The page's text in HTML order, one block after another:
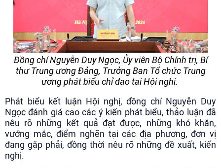
Đồng chí Nguyễn Duy Ngọc, Ủy viên Bộ Chính trị, Bí
thư Trung ương Đảng, Trưởng Ban Tổ chức Trung
ương phát biểu chỉ đạo tại Hội nghị.
Phát biểu kết luận Hội nghị, đồng chí Nguyễn Duy
Ngọc đánh giá cao các ý kiến phát biểu, thảo luận đã
nêu rõ những kết quả đạt được, những khó khăn,
vướng mắc, điểm nghẽn tại các địa phương, đơn vị
đang gặp phải, đồng thời nêu rõ những đề xuất, kiến
nghị.